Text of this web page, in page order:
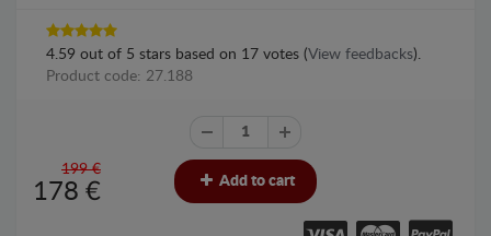
4.59 out of 5 stars based on 17 votes (View feedbacks).
Product code: 27.188
199 €
178 € Add to cart